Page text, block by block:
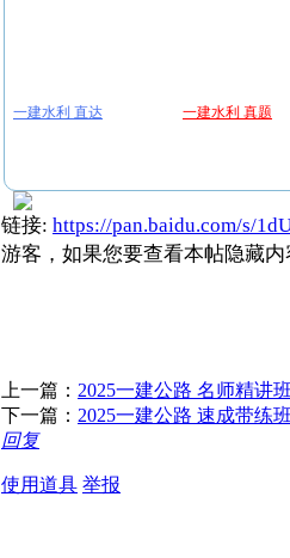
一建水利 直达 一建水利 真题
链接: https://pan.baidu.com/s/
游客，如果您要查看本帖隐藏内
上一篇： 2025一建公路 名师精讲
下一篇： 2025一建公路 速成带练
回复
使用道具 举报